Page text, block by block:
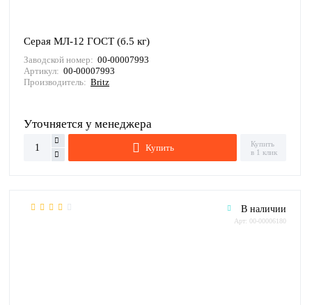
Серая МЛ-12 ГОСТ (б.5 кг)
Заводской номер: 00-00007993
Артикул: 00-00007993
Производитель: Britz
Уточняется у менеджера
Купить
Купить
в 1 клик
В наличии
Арт: 00-00006180